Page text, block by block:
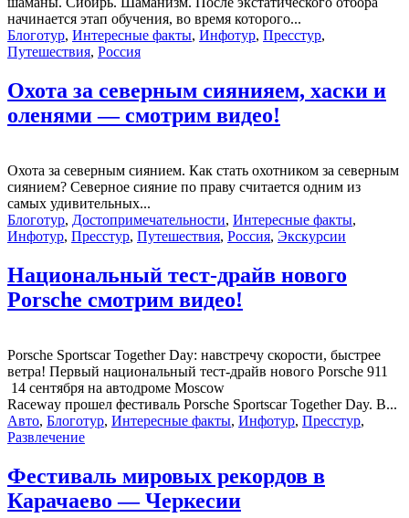
начинается этап обучения, во время которого...
Блоготур, Интересные факты, Инфотур, Пресстур,
Путешествия, Россия
Охота за северным сиянияем, хаски и
оленями — смотрим видео!
Охота за северным сиянием. Как стать охотником за северным
сиянием? Северное сияние по праву считается одним из
самых удивительных...
Блоготур, Достопримечательности, Интересные факты,
Инфотур, Пресстур, Путешествия, Россия, Экскурсии
Национальный тест-драйв нового
Porsche смотрим видео!
Porsche Sportscar Together Day: навстречу скорости, быстрее
ветра! Первый национальный тест-драйв нового Porsche 911
14 сентября на автодроме Moscow
Raceway прошел фестиваль Porsche Sportscar Together Day. В...
Авто, Блоготур, Интересные факты, Инфотур, Пресстур,
Развлечение
Фестиваль мировых рекордов в
Карачаево — Черкесии